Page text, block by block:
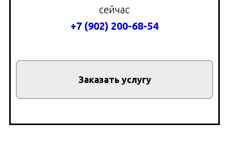
сейчас
+7 (902) 200-68-54
Заказать услугу